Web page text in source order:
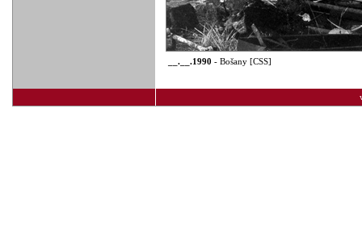
__.__.1990 - Bošany [CSS]